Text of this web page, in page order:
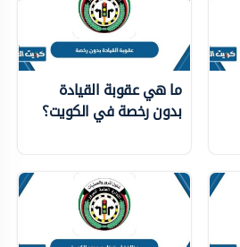
ما هي عقوبة القيادة
بدون رخصة في الكويت؟